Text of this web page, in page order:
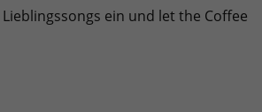
ein und let the Coffee